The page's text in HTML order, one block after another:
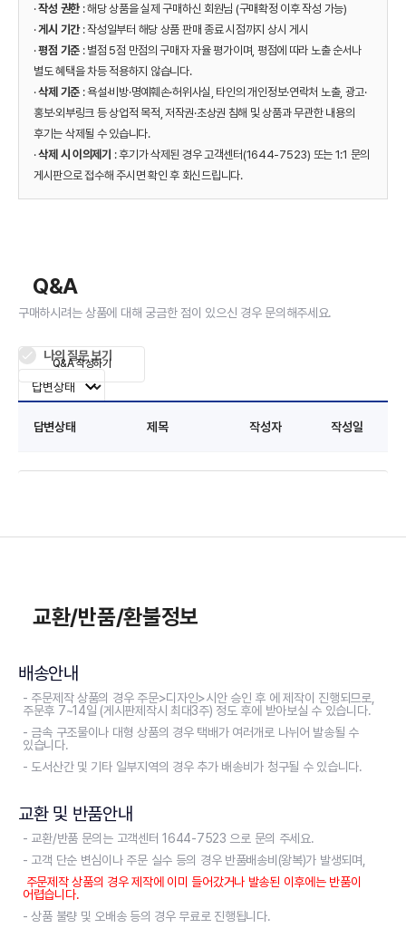
·작성 권한 : 해당 상품을 실제 구매하신 회원님 (구매확정 이후 작성 가능)
·게시 기간: 작성일부터 해당 상품 판매 종료 시점까지 상시 게시
·평점 기준 : 별점 5점 만점의 구매자 자율 평가이며, 평점에 따라 노출 순서나
별도 혜택을 차등 적용하지 않습니다.
·삭제 기준 : 욕설·비방·명예훼손·허위사실, 타인의 개인정보·연락처 노출, 광고·
홍보·외부링크 등 상업적 목적, 저작권·초상권 침해 및 상품과 무관한 내용의
후기는 삭제될 수 있습니다.
·삭제 시 이의제기 : 후기가 삭제된 경우 고객센터(1644-7523) 또는 1:1 문의
게시판으로 접수해 주시면 확인 후 회신드립니다.
Q&A
구매하시려는 상품에 대해 궁금한 점이 있으신 경우 문의해주세요.
나의 질문 보기
답변상태 제목 작성자 작성일
Q&A 작성하기
교환/반품/환불정보
배송안내
- 주문제작 상품의 경우 주문>디자인>시안 승인 후 에 제작이 진행되므로,
주문후 7~14일 (게시판제작시 최대3주) 정도 후에 받아보실 수 있습니다.
- 금속 구조물이나 대형 상품의 경우 택배가 여러개로 나뉘어 발송될 수
있습니다.
- 도서산간 및 기타 일부지역의 경우 추가 배송비가 청구될 수 있습니다.
교환 및 반품안내
- 교환/반품 문의는 고객센터 1644-7523 으로 문의 주세요.
- 고객 단순 변심이나 주문 실수 등의 경우 반품배송비(왕복)가 발생되며,
주문제작 상품의 경우 제작에 이미 들어갔거나 발송된 이후에는 반품이
어렵습니다.
- 상품 불량 및 오배송 등의 경우 무료로 진행됩니다.